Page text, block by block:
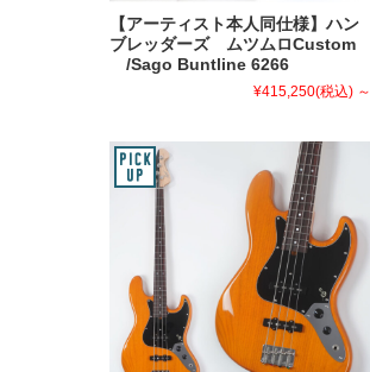
【アーティスト本人同仕様】ハン
ブレッダーズ ムツムロCustom
/Sago Buntline 6266
¥415,250(税込) ～